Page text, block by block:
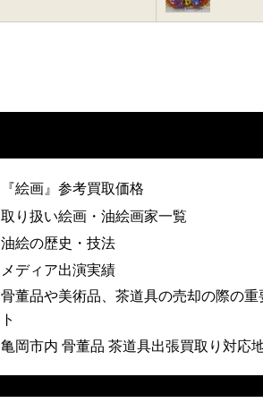
『絵画』参考買取価格
取り扱い絵画・油絵画家一覧
油絵の歴史・技法
メディア出演実績
骨董品や美術品、茶道具の売却の際の重
ト
亀岡市内 骨董品 茶道具出張買取り対応